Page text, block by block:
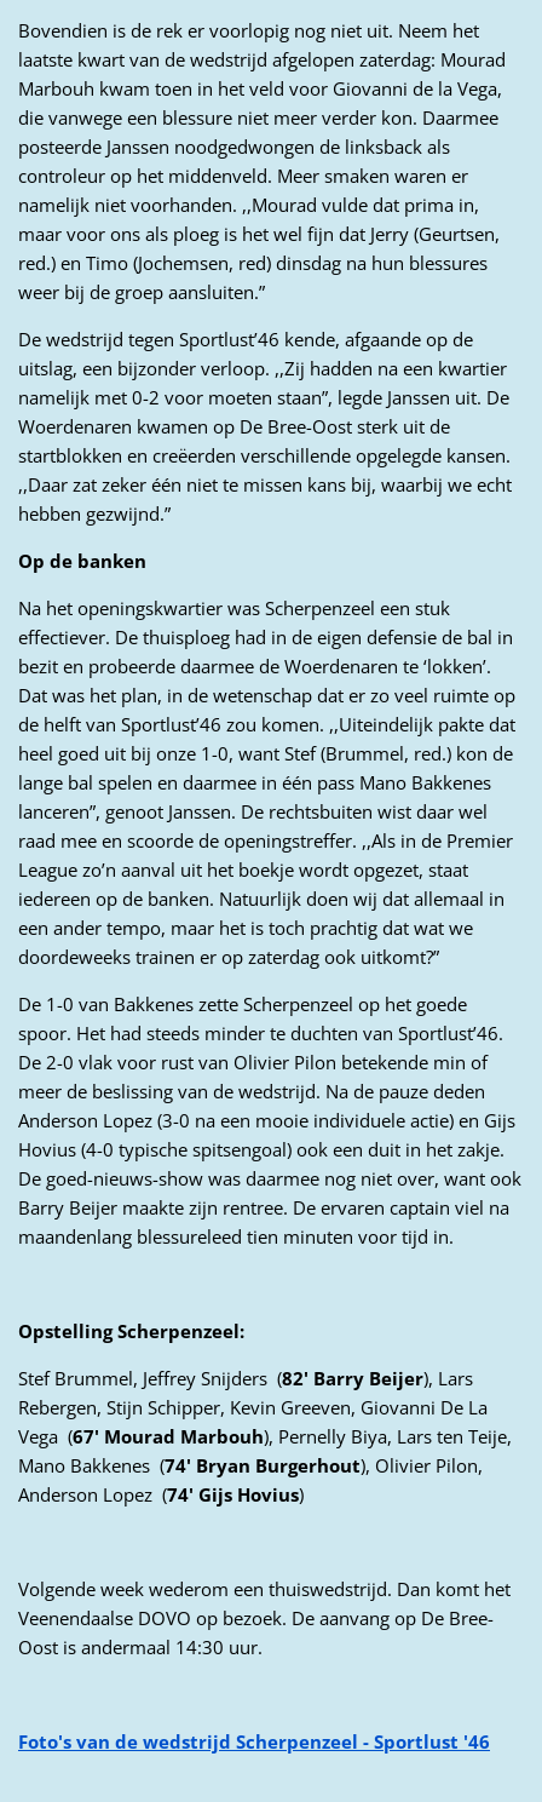
Bovendien is de rek er voorlopig nog niet uit. Neem het
laatste kwart van de wedstrijd afgelopen zaterdag: Mourad
Marbouh kwam toen in het veld voor Giovanni de la Vega,
die vanwege een blessure niet meer verder kon. Daarmee
posteerde Janssen noodgedwongen de linksback als
controleur op het middenveld. Meer smaken waren er
namelijk niet voorhanden. ,,Mourad vulde dat prima in,
maar voor ons als ploeg is het wel fijn dat Jerry (Geurtsen,
red.) en Timo (Jochemsen, red) dinsdag na hun blessures
weer bij de groep aansluiten.”
De wedstrijd tegen Sportlust’46 kende, afgaande op de
uitslag, een bijzonder verloop. ,,Zij hadden na een kwartier
namelijk met 0-2 voor moeten staan”, legde Janssen uit. De
Woerdenaren kwamen op De Bree-Oost sterk uit de
startblokken en creëerden verschillende opgelegde kansen.
,,Daar zat zeker één niet te missen kans bij, waarbij we echt
hebben gezwijnd.”
Op de banken
Na het openingskwartier was Scherpenzeel een stuk
effectiever. De thuisploeg had in de eigen defensie de bal in
bezit en probeerde daarmee de Woerdenaren te ‘lokken’.
Dat was het plan, in de wetenschap dat er zo veel ruimte op
de helft van Sportlust’46 zou komen. ,,Uiteindelijk pakte dat
heel goed uit bij onze 1-0, want Stef (Brummel, red.) kon de
lange bal spelen en daarmee in één pass Mano Bakkenes
lanceren”, genoot Janssen. De rechtsbuiten wist daar wel
raad mee en scoorde de openingstreffer. ,,Als in de Premier
League zo’n aanval uit het boekje wordt opgezet, staat
iedereen op de banken. Natuurlijk doen wij dat allemaal in
een ander tempo, maar het is toch prachtig dat wat we
doordeweeks trainen er op zaterdag ook uitkomt?”
De 1-0 van Bakkenes zette Scherpenzeel op het goede
spoor. Het had steeds minder te duchten van Sportlust’46.
De 2-0 vlak voor rust van Olivier Pilon betekende min of
meer de beslissing van de wedstrijd. Na de pauze deden
Anderson Lopez (3-0 na een mooie individuele actie) en Gijs
Hovius (4-0 typische spitsengoal) ook een duit in het zakje.
De goed-nieuws-show was daarmee nog niet over, want ook
Barry Beijer maakte zijn rentree. De ervaren captain viel na
maandenlang blessureleed tien minuten voor tijd in.
Opstelling Scherpenzeel:
Stef Brummel, Jeffrey Snijders (82' Barry Beijer), Lars
Rebergen, Stijn Schipper, Kevin Greeven, Giovanni De La
Vega (67' Mourad Marbouh), Pernelly Biya, Lars ten Teije,
Mano Bakkenes (74' Bryan Burgerhout), Olivier Pilon,
Anderson Lopez (74' Gijs Hovius)
Volgende week wederom een thuiswedstrijd. Dan komt het
Veenendaalse DOVO op bezoek. De aanvang op De Bree-
Oost is andermaal 14:30 uur.
Foto's van de wedstrijd Scherpenzeel - Sportlust '46